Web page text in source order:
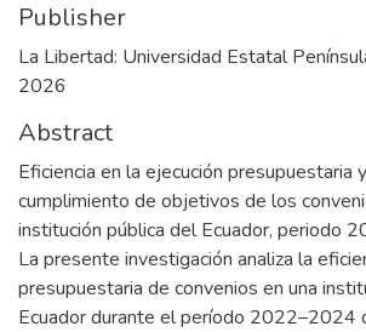
Publisher
La Libertad: Universidad Estatal
2026
Abstract
Eficiencia en la ejecución presupuestaria
cumplimiento de objetivos de los
institución pública del Ecuador, periodo
La presente investigación analiza la
presupuestaria de convenios en una
Ecuador durante el período 2022–2024